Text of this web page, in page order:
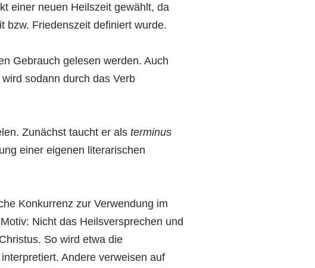
einer neuen Heilszeit gewählt, da
bzw. Friedenszeit definiert wurde.
Gebrauch gelesen werden. Auch
sodann durch das Verb
Zunächst taucht er als terminus
einer eigenen literarischen
Konkurrenz zur Verwendung im
Nicht das Heilsversprechen und
So wird etwa die
Andere verweisen auf